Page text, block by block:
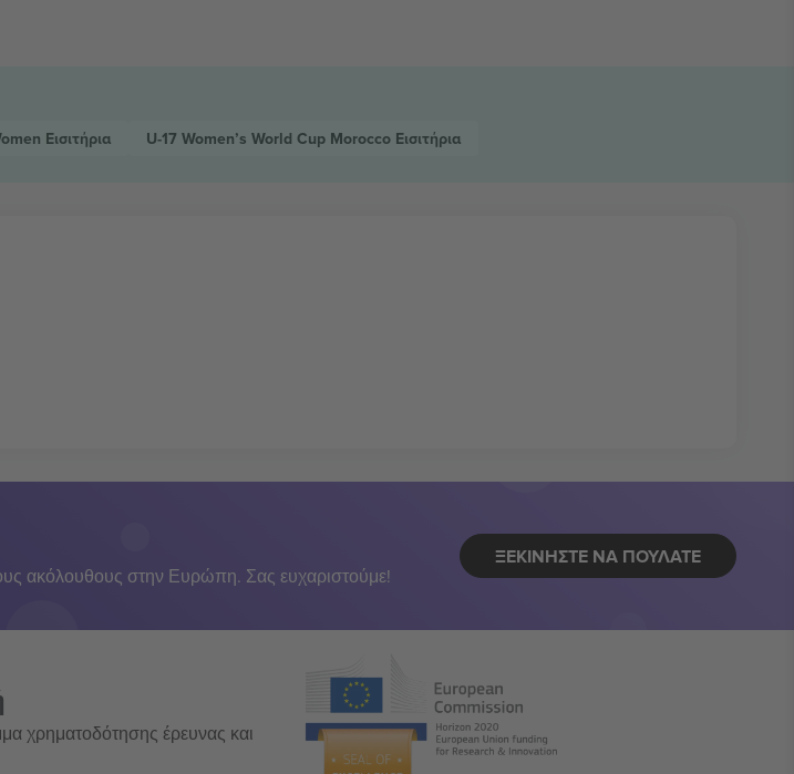
Εισιτήρια U-17 Women’s World Cup Morocco Εισιτήρια
ακόλουθους στην Ευρώπη. Σας ευχαριστούμε!
ΞΕΚΙΝΉΣΤΕ ΝΑ ΠΟΥΛΆΤΕ
χρηματοδότησης έρευνας και